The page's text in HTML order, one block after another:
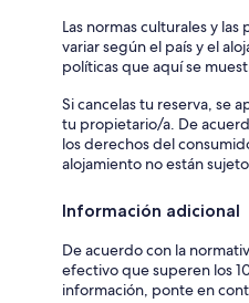
Las normas culturales y
variar según el país y el
políticas que aquí se
Si cancelas tu reserva, se
tu propietario/a. De
los derechos del
alojamiento no están
Información adicional
De acuerdo con la
efectivo que superen los
información, ponte en